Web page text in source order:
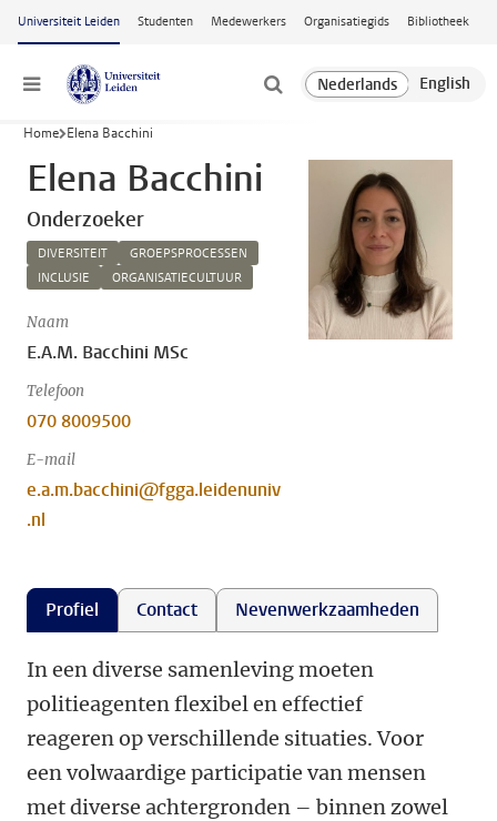
Ga naar hoofdinhoud
Universiteit Leiden Studenten Medewerkers Organisatiegids Bibliotheek
Menu
Home Elena Bacchini
Elena Bacchini
Onderzoeker
DIVERSITEIT
GROEPSPROCESSEN
INCLUSIE
ORGANISATIECULTUUR
Naam
E.A.M. Bacchini MSc
Telefoon
070 8009500
E-mail
e.a.m.bacchini@fgga.leidenuniv
.nl
Profiel Contact Nevenwerkzaamheden
In een diverse samenleving moeten
politieagenten flexibel en effectief
reageren op verschillende situaties. Voor
een volwaardige participatie van mensen
met diverse achtergronden – binnen zowel